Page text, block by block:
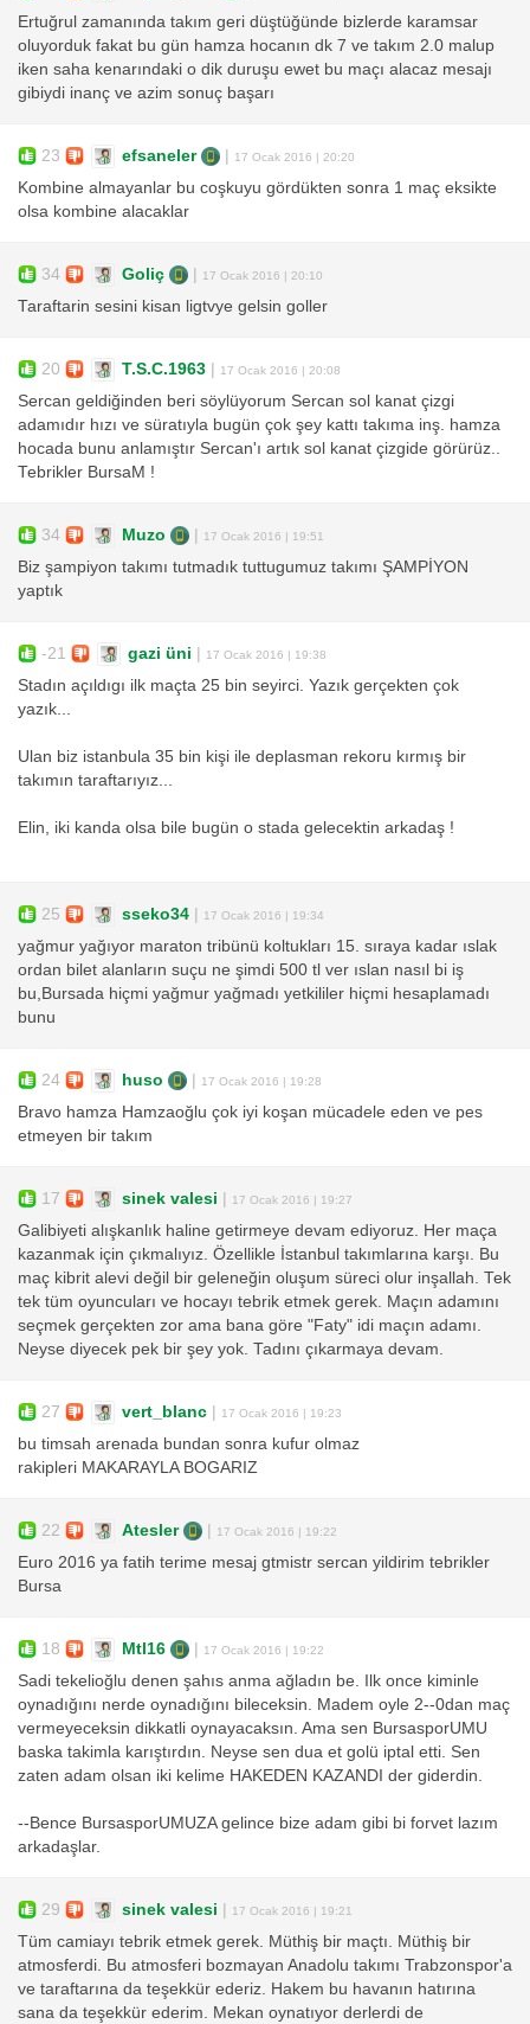
Ertuğrul zamanında takım geri düştüğünde bizlerde karamsar
oluyorduk fakat bu gün hamza hocanın dk 7 ve takım 2.0 malup
iken saha kenarındaki o dik duruşu ewet bu maçı alacaz mesajı
gibiydi inanç ve azim sonuç başarı
23 efsaneler | 17 Ocak 2016 | 20:20
Kombine almayanlar bu coşkuyu gördükten sonra 1 maç eksikte
olsa kombine alacaklar
34 Goliç | 17 Ocak 2016 | 20:10
Taraftarin sesini kisan ligtvye gelsin goller
20 T.S.C.1963 | 17 Ocak 2016 | 20:08
Sercan geldiğinden beri söylüyorum Sercan sol kanat çizgi
adamıdır hızı ve süratıyla bugün çok şey kattı takıma inş. hamza
hocada bunu anlamıştır Sercan'ı artık sol kanat çizgide görürüz..
Tebrikler BursaM !
34 Muzo | 17 Ocak 2016 | 19:51
Biz şampiyon takımı tutmadık tuttugumuz takımı ŞAMPİYON
yaptık
-21 gazi üni | 17 Ocak 2016 | 19:38
Stadın açıldıgı ilk maçta 25 bin seyirci. Yazık gerçekten çok
yazık...
Ulan biz istanbula 35 bin kişi ile deplasman rekoru kırmış bir
takımın taraftarıyız...
Elin, iki kanda olsa bile bugün o stada gelecektin arkadaş !
25 sseko34 | 17 Ocak 2016 | 19:34
yağmur yağıyor maraton tribünü koltukları 15. sıraya kadar ıslak
ordan bilet alanların suçu ne şimdi 500 tl ver ıslan nasıl bi iş
bu,Bursada hiçmi yağmur yağmadı yetkililer hiçmi hesaplamadı
bunu
24 huso | 17 Ocak 2016 | 19:28
Bravo hamza Hamzaoğlu çok iyi koşan mücadele eden ve pes
etmeyen bir takım
17 sinek valesi | 17 Ocak 2016 | 19:27
Galibiyeti alışkanlık haline getirmeye devam ediyoruz. Her maça
kazanmak için çıkmalıyız. Özellikle İstanbul takımlarına karşı. Bu
maç kibrit alevi değil bir geleneğin oluşum süreci olur inşallah. Tek
tek tüm oyuncuları ve hocayı tebrik etmek gerek. Maçın adamını
seçmek gerçekten zor ama bana göre "Faty" idi maçın adamı.
Neyse diyecek pek bir şey yok. Tadını çıkarmaya devam.
27 vert_blanc | 17 Ocak 2016 | 19:23
bu timsah arenada bundan sonra kufur olmaz
rakipleri MAKARAYLA BOGARIZ
22 Atesler | 17 Ocak 2016 | 19:22
Euro 2016 ya fatih terime mesaj gtmistr sercan yildirim tebrikler
Bursa
18 Mtl16 | 17 Ocak 2016 | 19:22
Sadi tekelioğlu denen şahıs anma ağladın be. Ilk once kiminle
oynadığını nerde oynadığını bileceksin. Madem oyle 2--0dan maç
vermeyeceksin dikkatli oynayacaksın. Ama sen BursasporUMU
baska takimla karıştırdın. Neyse sen dua et golü iptal etti. Sen
zaten adam olsan iki kelime HAKEDEN KAZANDI der giderdin.
--Bence BursasporUMUZA gelince bize adam gibi bi forvet lazım
arkadaşlar.
29 sinek valesi | 17 Ocak 2016 | 19:21
Tüm camiayı tebrik etmek gerek. Müthiş bir maçtı. Müthiş bir
atmosferdi. Bu atmosferi bozmayan Anadolu takımı Trabzonspor'a
ve taraftarına da teşekkür ederiz. Hakem bu havanın hatırına
sana da teşekkür ederim. Mekan oynatıyor derlerdi de